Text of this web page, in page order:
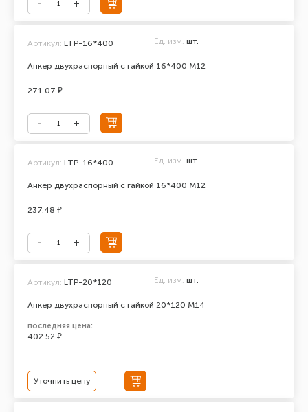
Анкер двухраспорный с гайкой 16*400 М12
Артикул: LTP-16*400 Ед. изм. шт.
271.07 ₽
Анкер двухраспорный с гайкой 16*400 М12
Артикул: LTP-16*400 Ед. изм. шт.
237.48 ₽
Анкер двухраспорный с гайкой 20*120 М14
Артикул: LTP-20*120 Ед. изм. шт.
последняя цена:
402.52 ₽
Уточнить цену